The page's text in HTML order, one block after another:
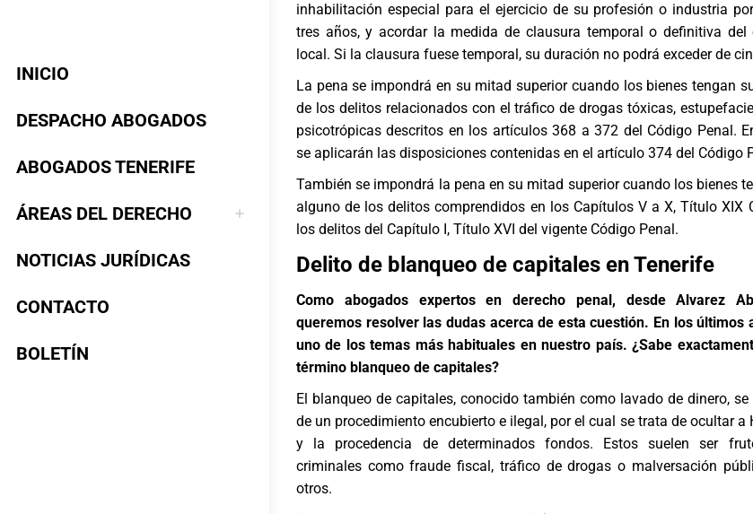
INICIO
DESPACHO ABOGADOS
ABOGADOS TENERIFE
ÁREAS DEL DERECHO
NOTICIAS JURÍDICAS
CONTACTO
BOLETÍN
inhabilitación especial para el ejercicio de su profesión o industria
tres años, y acordar la medida de clausura temporal o definitiva del
local. Si la clausura fuese temporal, su duración no podrá exceder de
La pena se impondrá en su mitad superior cuando los bienes tengan
de los delitos relacionados con el tráfico de drogas tóxicas,
psicotrópicas descritos en los artículos 368 a 372 del Código Penal.
se aplicarán las disposiciones contenidas en el artículo 374 del Código
También se impondrá la pena en su mitad superior cuando los bienes
alguno de los delitos comprendidos en los Capítulos V a X, Título XIX
los delitos del Capítulo I, Título XVI del vigente Código Penal.
Delito de blanqueo de capitales en Tenerife
Como abogados expertos enderecho penal, desde Alvarez
queremos resolver las dudas acerca de esta cuestión. En los últimos
uno de los temas más habituales en nuestro país. ¿Sabe
término blanqueo de capitales?
El blanqueo de capitales, conocido también como lavado de dinero,
de un procedimiento encubierto e ilegal, por el cual se trata de ocultar a
y la procedencia de determinados fondos. Estos suelen ser
criminales como fraude fiscal, tráfico de drogas o malversación
otros.